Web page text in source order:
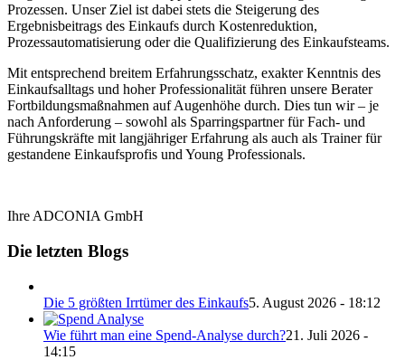
Prozessen. Unser Ziel ist dabei stets die Steigerung des
Ergebnisbeitrags des Einkaufs durch Kostenreduktion,
Prozessautomatisierung oder die Qualifizierung des Einkaufsteams.
Mit entsprechend breitem Erfahrungsschatz, exakter Kenntnis des
Einkaufsalltags und hoher Professionalität führen unsere Berater
Fortbildungsmaßnahmen auf Augenhöhe durch. Dies tun wir – je
nach Anforderung – sowohl als Sparringspartner für Fach- und
Führungskräfte mit langjähriger Erfahrung als auch als Trainer für
gestandene Einkaufsprofis und Young Professionals.
Ihre ADCONIA GmbH
Die letzten Blogs
Die 5 größten Irrtümer des Einkaufs5. August 2026 - 18:12
Wie führt man eine Spend-Analyse durch?21. Juli 2026 -
14:15